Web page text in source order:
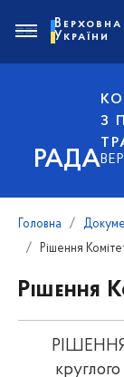
РАДА
З
України
Головна
Рішення
Рішення
РІШЕННЯ